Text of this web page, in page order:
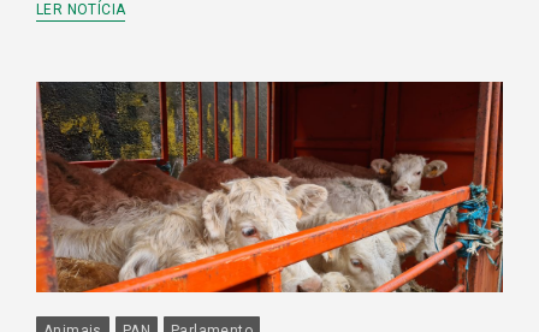
LER NOTÍCIA